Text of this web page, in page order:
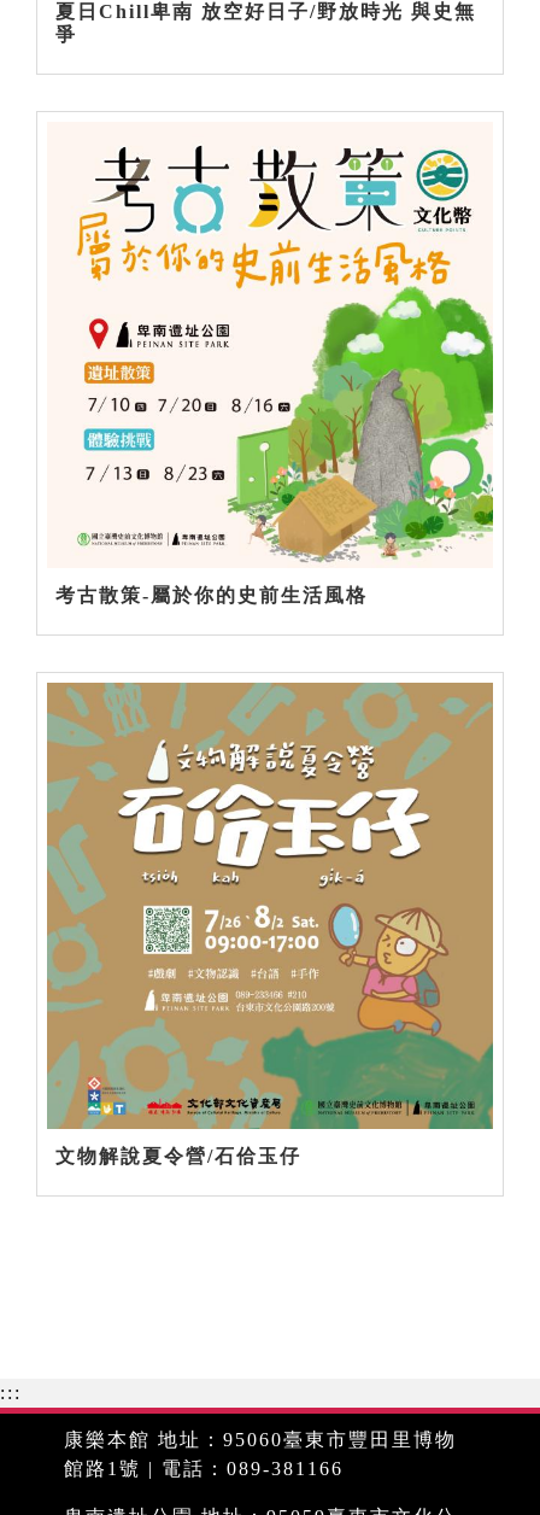
夏日Chill卑南 放空好日子/野放時光 與史無
爭
考古散策-屬於你的史前生活風格
文物解說夏令營/石佮玉仔
:::
康樂本館 地址：95060臺東市豐田里博物
館路1號 | 電話：089-381166